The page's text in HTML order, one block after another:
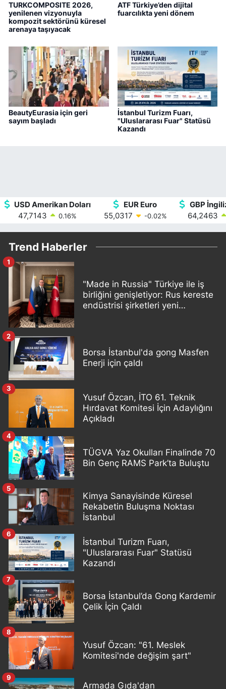
TURKCOMPOSITE 2026,
yenilenen vizyonuyla
kompozit sektörünü küresel
arenaya taşıyacak
ATF Türkiye’den dijital
fuarcılıkta yeni dönem
BeautyEurasia için geri
sayım başladı
İstanbul Turizm Fuarı,
"Uluslararası Fuar" Statüsü
Kazandı
USD Amerikan Doları
47,7143
0.16%
EUR Euro
55,0317
-0.02%
GBP
64,2463
Trend Haberler
"Made in Russia" Türkiye ile iş
birliğini genişletiyor: Rus kereste
endüstrisi şirketleri yeni
1
Borsa İstanbul'da gong Masfen
Enerji için çaldı
2
Yusuf Özcan, İTO 61. Teknik
Hırdavat Komitesi İçin Adaylığını
Açıkladı
3
TÜGVA Yaz Okulları Finalinde 70
Bin Genç RAMS Park’ta Buluştu
4
Kimya Sanayisinde Küresel
Rekabetin Buluşma Noktası
İstanbul
5
İstanbul Turizm Fuarı,
"Uluslararası Fuar" Statüsü
Kazandı
6
Borsa İstanbul’da Gong Kardemir
Çelik İçin Çaldı
7
Yusuf Özcan: "61. Meslek
Komitesi'nde değişim şart"
8
Armada Gıda'dan
9